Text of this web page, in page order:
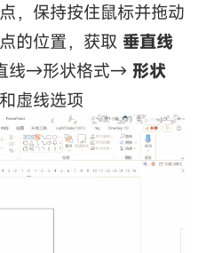
，保持按住鼠标并拖动
的位置，获取 垂直线
线→形状格式→ 形状
虚线选项